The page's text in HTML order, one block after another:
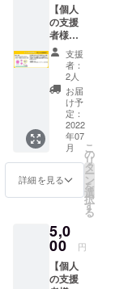
【個人
の支援
者様】
①ば
ずーる
のクリ
アファ
イル
（A4サ
イズ）1
枚・マ
グネッ
ト（約
65ｍｍ
ｘ65ｍ
ｍ）1
テッ
カー
（約50
ｍｍｘ
50ｍ
支援
者：
2人
お届
け予
定：
2022
年07
月
詳細を見る
こ
の
リ
タ
ー
ン
を
選
択
す
る
5,0
00 円
【個人
の支援